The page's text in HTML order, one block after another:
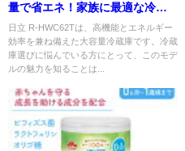
量で省エネ！家族に最適な冷蔵
庫の実力
日立 R-HWC62Tは、高機能とエネルギー
効率を兼ね備えた大容量冷蔵庫です。冷蔵
庫選びに悩んでいる方にとって、このモデ
ルの魅力を知ることは...